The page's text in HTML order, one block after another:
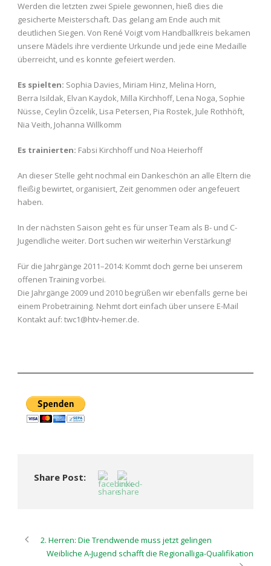
Werden die letzten zwei Spiele gewonnen, hieß dies die
gesicherte Meisterschaft. Das gelang am Ende auch mit
deutlichen Siegen. Von René Voigt vom Handballkreis bekamen
unsere Mädels ihre verdiente Urkunde und jede eine Medaille
überreicht, und es konnte gefeiert werden.
Es spielten: Sophia Davies, Miriam Hinz, Melina Horn,
Berra Isildak, Elvan Kaydok, Milla Kirchhoff, Lena Noga, Sophie
Nüsse, Ceylin Özcelik, Lisa Petersen, Pia Rostek, Jule Rothhöft,
Nia Veith, Johanna Willkomm
Es trainierten: Fabsi Kirchhoff und Noa Heierhoff
An dieser Stelle geht nochmal ein Dankeschön an alle Eltern die
fleißig bewirtet, organisiert, Zeit genommen oder angefeuert
haben.
In der nächsten Saison geht es für unser Team als B- und C-
Jugendliche weiter. Dort suchen wir weiterhin Verstärkung!
Für die Jahrgänge 2011–2014: Kommt doch gerne bei unserem
offenen Training vorbei.
Die Jahrgänge 2009 und 2010 begrüßen wir ebenfalls gerne bei
einem Probetraining. Nehmt dort einfach über unsere E-Mail
Kontakt auf: twc1@htv-hemer.de.
Share Post:
2. Herren: Die Trendwende muss jetzt gelingen
Weibliche A-Jugend schafft die Regionalliga-Qualifikation